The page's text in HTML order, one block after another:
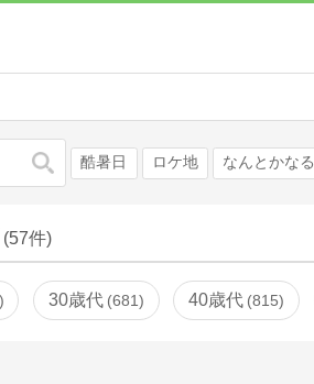
検索 酷暑日 ロケ地 なんとかなる
(57件)
30歳代 681 40歳代 815